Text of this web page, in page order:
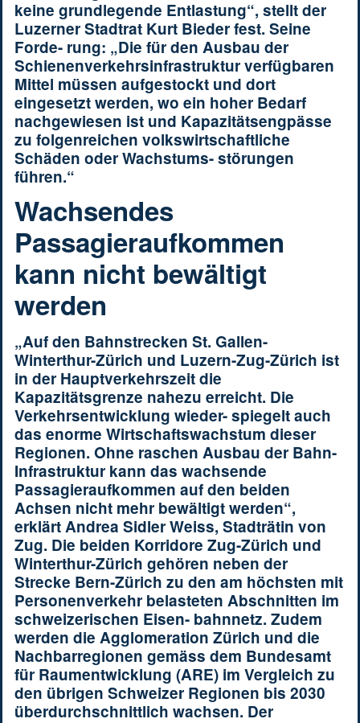
keine grundlegende Entlastung“, stellt der
Luzerner Stadtrat Kurt Bieder fest. Seine
Forde- rung: „Die für den Ausbau der
Schienenverkehrsinfrastruktur verfügbaren
Mittel müssen aufgestockt und dort
eingesetzt werden, wo ein hoher Bedarf
nachgewiesen ist und Kapazitätsengpässe
zu folgenreichen volkswirtschaftliche
Schäden oder Wachstums- störungen
führen.“
Wachsendes
Passagieraufkommen
kann nicht bewältigt
werden
„Auf den Bahnstrecken St. Gallen-
Winterthur-Zürich und Luzern-Zug-Zürich ist
in der Hauptverkehrszeit die
Kapazitätsgrenze nahezu erreicht. Die
Verkehrsentwicklung wieder- spiegelt auch
das enorme Wirtschaftswachstum dieser
Regionen. Ohne raschen Ausbau der Bahn-
Infrastruktur kann das wachsende
Passagieraufkommen auf den beiden
Achsen nicht mehr bewältigt werden“,
erklärt Andrea Sidler Weiss, Stadträtin von
Zug. Die beiden Korridore Zug-Zürich und
Winterthur-Zürich gehören neben der
Strecke Bern-Zürich zu den am höchsten mit
Personenverkehr belasteten Abschnitten im
schweizerischen Eisen- bahnnetz. Zudem
werden die Agglomeration Zürich und die
Nachbarregionen gemäss dem Bundesamt
für Raumentwicklung (ARE) im Vergleich zu
den übrigen Schweizer Regionen bis 2030
überdurchschnittlich wachsen. Der